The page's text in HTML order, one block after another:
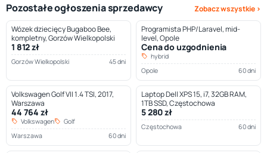
Pozostałe ogłoszenia sprzedawcy
Zobacz wszystkie ›
Wózek dziecięcy Bugaboo Bee,
kompletny, Gorzów Wielkopolski
1 812 zł
Gorzów Wielkopolski 45 dni
Programista PHP/Laravel, mid-
level, Opole
Cena do uzgodnienia
hybrid
Opole
60 dni
Volkswagen Golf VII 1.4 TSI, 2017,
Warszawa
44 764 zł
Volkswagen
Golf
Warszawa
60 dni
Laptop Dell XPS 15, i7, 32GB RAM,
1TB SSD, Częstochowa
5 280 zł
Częstochowa 60 dni